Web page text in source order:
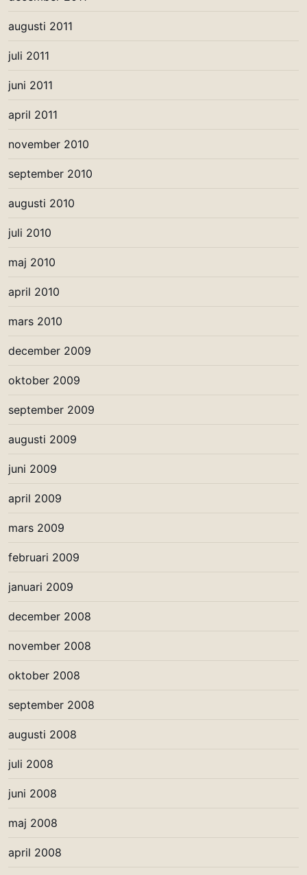
augusti 2011
juli 2011
juni 2011
april 2011
november 2010
september 2010
augusti 2010
juli 2010
maj 2010
april 2010
mars 2010
december 2009
oktober 2009
september 2009
augusti 2009
juni 2009
april 2009
mars 2009
februari 2009
januari 2009
december 2008
november 2008
oktober 2008
september 2008
augusti 2008
juli 2008
juni 2008
maj 2008
april 2008